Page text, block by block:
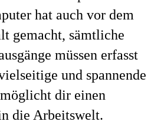
hat auch vor dem
gemacht, sämtliche
müssen erfasst
und spannende
dir einen
die Arbeitswelt.